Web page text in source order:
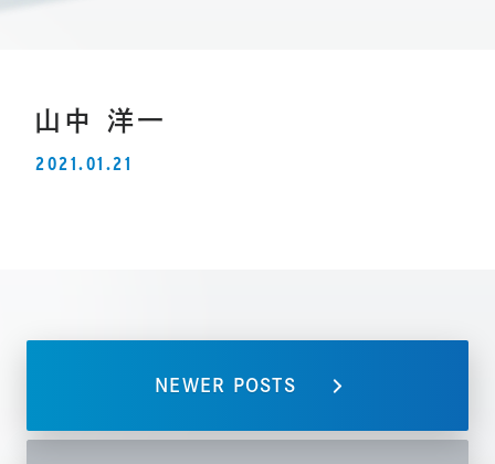
山中 洋一
2021.01.21
NEWER POSTS